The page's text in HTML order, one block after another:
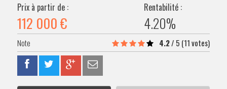
Prix à partir de :
112 000 €
Rentabilité :
4.20%
4.2/ 5 (11 votes)